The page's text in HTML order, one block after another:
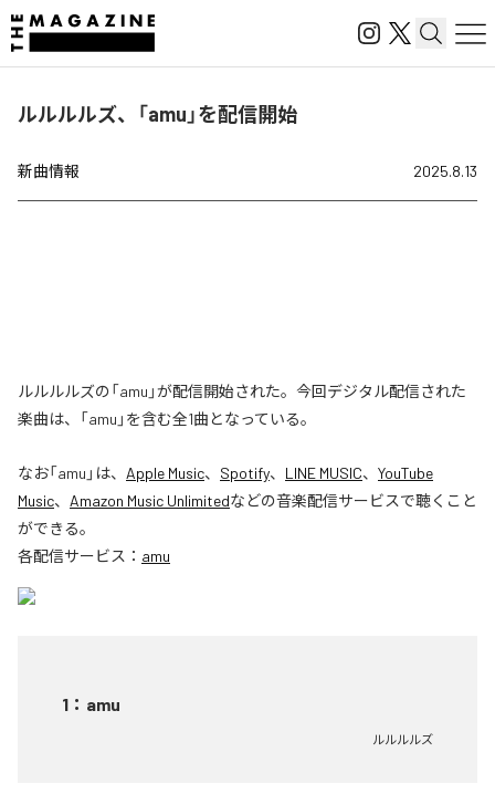
ルルルルズ、「amu」を配信開始
新曲情報 2025.8.13
ルルルルズの「amu」が配信開始された。今回デジタル配信された
楽曲は、「amu」を含む全1曲となっている。
なお「amu 」は、 Apple Music、 Spotify、 LINE MUSIC、 YouTube
Music、 Amazon Music Unlimitedなどの音楽配信サービスで聴くこと
ができる。
各配信サービス： amu
1 ： amu
ルルルルズ